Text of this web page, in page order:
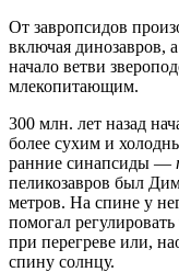
От завропсидов
включая динозавров,
начало ветви
млекопитающим.
300 млн. лет назад
более сухим и
ранние синапсиды —
пеликозавров был
метров. На спине у
помогал
при перегреве или,
спину солнцу.